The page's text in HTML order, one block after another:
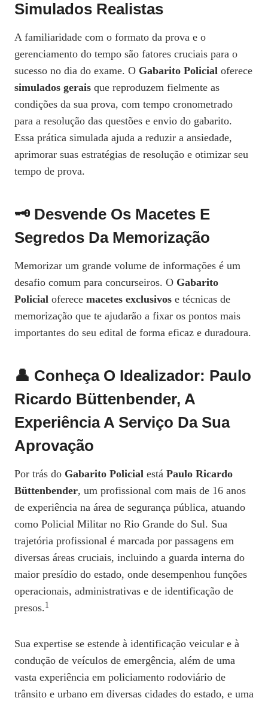
Simulados Realistas
A familiaridade com o formato da prova e o
gerenciamento do tempo são fatores cruciais para o
sucesso no dia do exame. O Gabarito Policial oferece
simulados gerais que reproduzem fielmente as
condições da sua prova, com tempo cronometrado
para a resolução das questões e envio do gabarito.
Essa prática simulada ajuda a reduzir a ansiedade,
aprimorar suas estratégias de resolução e otimizar seu
tempo de prova.
🗝️ Desvende Os Macetes E
Segredos Da Memorização
Memorizar um grande volume de informações é um
desafio comum para concurseiros. O Gabarito
Policial oferece macetes exclusivos e técnicas de
memorização que te ajudarão a fixar os pontos mais
importantes do seu edital de forma eficaz e duradoura.
👤 Conheça O Idealizador: Paulo
Ricardo Büttenbender, A
Experiência A Serviço Da Sua
Aprovação
Por trás do Gabarito Policial está Paulo Ricardo
Büttenbender, um profissional com mais de 16 anos
de experiência na área de segurança pública, atuando
como Policial Militar no Rio Grande do Sul. Sua
trajetória profissional é marcada por passagens em
diversas áreas cruciais, incluindo a guarda interna do
maior presídio do estado, onde desempenhou funções
operacionais, administrativas e de identificação de
presos.1
Sua expertise se estende à identificação veicular e à
condução de veículos de emergência, além de uma
vasta experiência em policiamento rodoviário de
trânsito e urbano em diversas cidades do estado, e uma